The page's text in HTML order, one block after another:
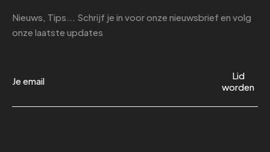
Nieuws, Tips... Schrijf je in voor onze nieuwsbrief en volg
onze laatste updates
Lid
worden